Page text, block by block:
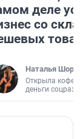
деле
со
Наталья
Открыла
деньги